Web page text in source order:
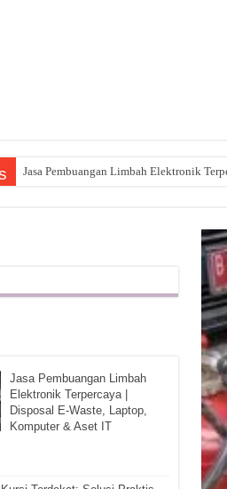
Jasa Pembuangan Limbah Elektronik
Jasa Pembuangan Limbah
Elektronik Terpercaya |
Disposal E-Waste, Laptop,
Komputer & Aset IT